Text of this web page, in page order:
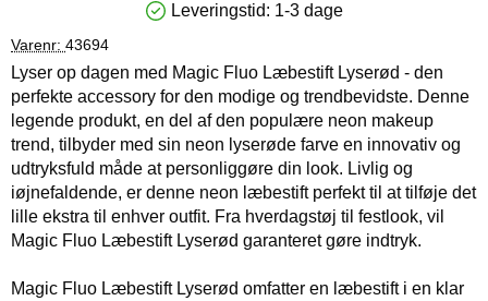
Produkttilgængelighed: På lager
Leveringstid: 1-3 dage
Varenr: 43694
Lyser op dagen med Magic Fluo Læbestift Lyserød - den
perfekte accessory for den modige og trendbevidste. Denne
legende produkt, en del af den populære neon makeup
trend, tilbyder med sin neon lyserøde farve en innovativ og
udtryksfuld måde at personliggøre din look. Livlig og
iøjnefaldende, er denne neon læbestift perfekt til at tilføje det
lille ekstra til enhver outfit. Fra hverdagstøj til festlook, vil
Magic Fluo Læbestift Lyserød garanteret gøre indtryk.
Magic Fluo Læbestift Lyserød omfatter en læbestift i en klar